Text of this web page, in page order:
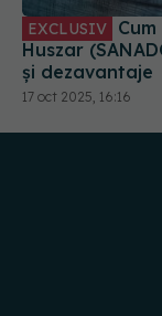
EXCLUSIV
Huszar
și dezavantaje
17 oct 2025, 16:16